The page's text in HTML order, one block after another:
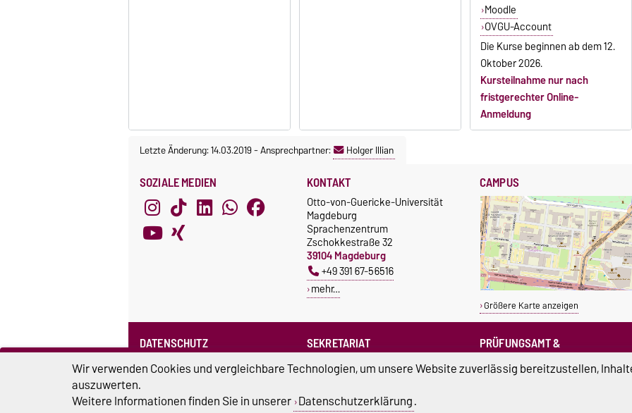
Moodle
OVGU-Account
Die Kurse beginnen ab dem 12.
Oktober 2026.
Kursteilnahme nur nach
fristgerechter Online-
Anmeldung
Letzte Änderung: 14.03.2019-Ansprechpartner: Holger Illian
SOZIALE MEDIEN KONTAKT
Otto-von-Guericke-Universität
Magdeburg
Sprachenzentrum
Zschokkestraße 32
39104 Magdeburg
+49 391 67-56516
mehr…
CAMPUS
Größere Karte anzeigen
DATENSCHUTZ
Datenschutzerklärung des SPRZ
SEKRETARIAT
sprachenzentrum@ovgu.de
PRÜFUNGSAMT &
PRÜFUNGSAUSSCHUSS
Wir verwenden Cookies und vergleichbare Technologien, um unsere Website zuverlässig bereitzustellen,
auszuwerten.
Weitere Informationen finden Sie in unserer Datenschutzerklärung.